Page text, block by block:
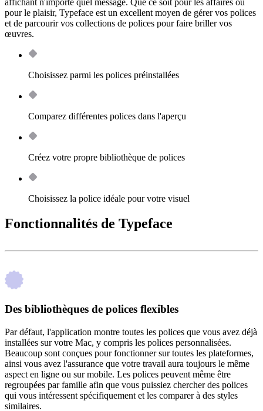
affichant n'importe quel message. Que ce soit pour les affaires ou
pour le plaisir, Typeface est un excellent moyen de gérer vos polices
et de parcourir vos collections de polices pour faire briller vos
œuvres.
Choisissez parmi les polices préinstallées
Comparez différentes polices dans l'aperçu
Créez votre propre bibliothèque de polices
Choisissez la police idéale pour votre visuel
Fonctionnalités de Typeface
Des bibliothèques de polices flexibles
Par défaut, l'application montre toutes les polices que vous avez déjà
installées sur votre Mac, y compris les polices personnalisées.
Beaucoup sont conçues pour fonctionner sur toutes les plateformes,
ainsi vous avez l'assurance que votre travail aura toujours le même
aspect en ligne ou sur mobile. Les polices peuvent même être
regroupées par famille afin que vous puissiez chercher des polices
qui vous intéressent spécifiquement et les comparer à des styles
similaires.